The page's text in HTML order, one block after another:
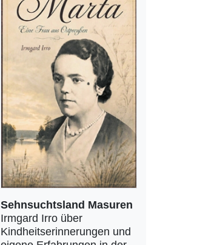
Sehnsuchtsland Masuren
Irmgard Irro über
Kindheitserinnerungen und